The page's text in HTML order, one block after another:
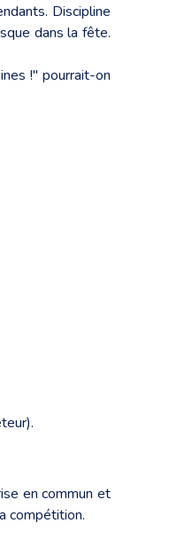
Discipline
dans la fête.
!" pourrait-on
en commun et
compétition.